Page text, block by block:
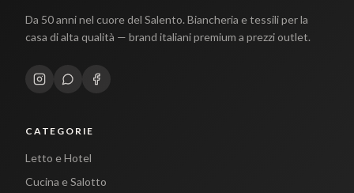
Da 50 anni nel cuore del Salento. Biancheria e tessili per la
casa di alta qualità — brand italiani premium a prezzi outlet.
CATEGORIE
Letto e Hotel
Cucina e Salotto